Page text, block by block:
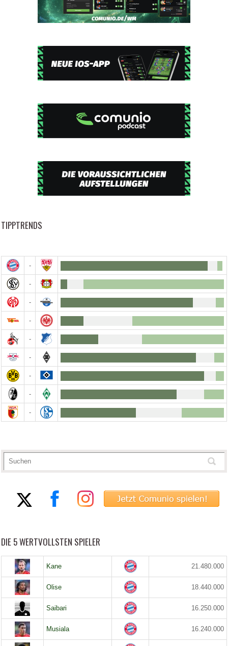
TIPPTRENDS
-
-
-
-
-
-
-
-
-
DIE 5 WERTVOLLSTEN SPIELER
Kane 21.480.000
Olise 18.440.000
Saibari 16.250.000
Musiala 16.240.000